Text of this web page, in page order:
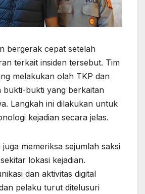
bergerak cepat setelah
terkait insiden tersebut. Tim
melakukan olah TKP dan
bukti-bukti yang berkaitan
Langkah ini dilakukan untuk
kejadian secara jelas.
memeriksa sejumlah saksi
lokasi kejadian.
dan aktivitas digital
pelaku turut ditelusuri